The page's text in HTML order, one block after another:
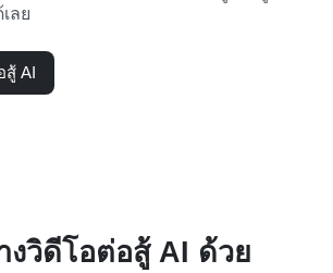
ลย
สู้ AI
งวิดีโอต่อสู้ AI ด้วย